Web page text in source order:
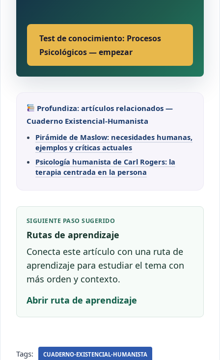
Test de conocimiento: Procesos
Psicológicos — empezar
Profundiza: artículos relacionados —
Cuaderno Existencial-Humanista
Pirámide de Maslow: necesidades humanas,
ejemplos y críticas actuales
Psicología humanista de Carl Rogers: la
terapia centrada en la persona
SIGUIENTE PASO SUGERIDO
Rutas de aprendizaje
Conecta este artículo con una ruta de
aprendizaje para estudiar el tema con
más orden y contexto.
Abrir ruta de aprendizaje
Tags: CUADERNO-EXISTENCIAL-HUMANISTA